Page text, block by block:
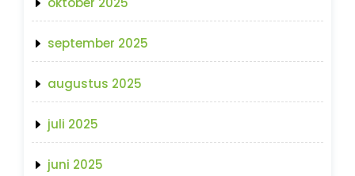
september 2025
augustus 2025
juli 2025
juni 2025